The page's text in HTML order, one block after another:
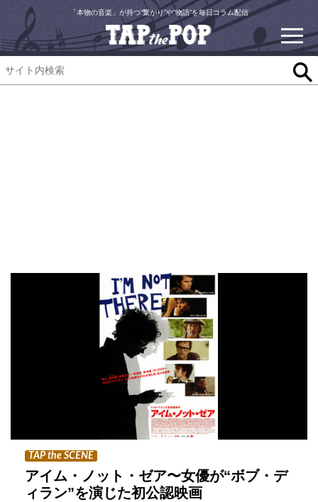
「本物の音楽」が持つ“繋がり”や“物語”を毎日コラム配信
TAP the SCENE
アイム・ノット・ゼア〜女優が“ボブ・デ
ィラン”を演じた初公認映画